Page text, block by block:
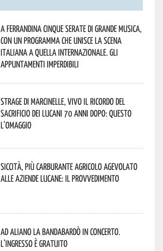
A Ferrandina cinque serate di grande musica,
con un programma che unisce la scena
italiana a quella internazionale. Gli
appuntamenti imperdibili
Strage di Marcinelle, vivo il ricordo del
sacrificio dei lucani 70 anni dopo: questo
l’omaggio
Siccità, più carburante agricolo agevolato
alle aziende lucane: il provvedimento
Ad Aliano la Bandabardò in concerto.
L’ingresso è gratuito